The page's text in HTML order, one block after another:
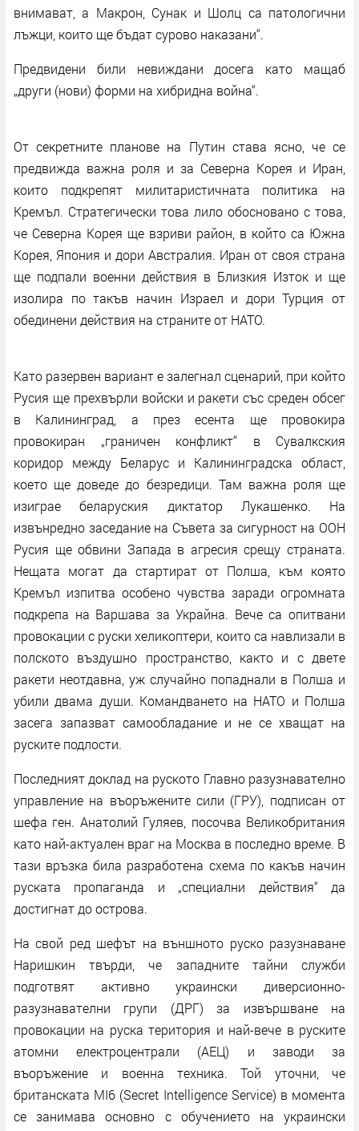
внимават, а Макрон, Сунак и Шолц са патологични
лъжци, които ще бъдат сурово наказани“.
Предвидени били невиждани досега като мащаб
„други (нови) форми на хибридна война“.
От секретните планове на Путин става ясно, че се
предвижда важна роля и за Северна Корея и Иран,
които подкрепят милитаристичната политика на
Кремъл. Стратегически това лило обосновано с това,
че Северна Корея ще взриви район, в който са Южна
Корея, Япония и дори Австралия. Иран от своя страна
ще подпали военни действия в Близкия Изток и ще
изолира по такъв начин Израел и дори Турция от
обединени действия на страните от НАТО.
Като разервен вариант е залегнал сценарий, при който
Русия ще прехвърли войски и ракети със среден обсег
в Калининград, а през есента ще провокира
провокиран „граничен конфликт“ в Сувалкския
коридор между Беларус и Калининградска област,
което ще доведе до безредици. Там важна роля ще
изиграе беларуския диктатор Лукашенко. На
извънредно заседание на Съвета за сигурност на ООН
Русия ще обвини Запада в агресия срещу страната.
Нещата могат да стартират от Полша, към която
Кремъл изпитва особено чувства заради огромната
подкрепа на Варшава за Украйна. Вече са опитвани
провокации с руски хеликоптери, които са навлизали в
полското въздушно пространство, както и с двете
ракети неотдавна, уж случайно попаднали в Полша и
убили двама души. Командването на НАТО и Полша
засега запазват самообладание и не се хващат на
руските подлости.
Последният доклад на руското Главно разузнавателно
управление на въоръжените сили (ГРУ), подписан от
шефа ген. Анатолий Гуляев, посочва Великобритания
като най-актуален враг на Москва в последно време. В
тази връзка била разработена схема по какъв начин
руската пропаганда и „специални действия“ да
достигнат до острова.
На свой ред шефът на външното руско разузнаване
Наришкин твърди, че западните тайни служби
подготвят активно украински диверсионно-
разузнавателни групи (ДРГ) за извършване на
провокации на руска територия и най-вече в руските
атомни електроцентрали (АЕЦ) и заводи за
въоръжение и военна техника. Той уточни, че
британската MI6 (Secret Intelligence Service) в момента
се занимава основно с обучението на украински